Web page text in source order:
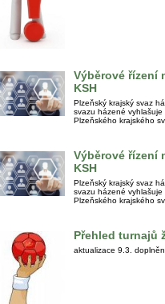
Výběrové řízení
KSH
Plzeňský krajský svaz
svazu házené
Plzeňského krajského
Výběrové řízení
KSH
Plzeňský krajský svaz
svazu házené
Plzeňského krajského
Přehled turnajů
aktualizace 9.3.